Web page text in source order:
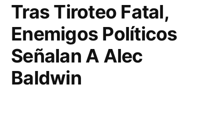
Tras Tiroteo Fatal,
Enemigos Políticos
Señalan A Alec
Baldwin